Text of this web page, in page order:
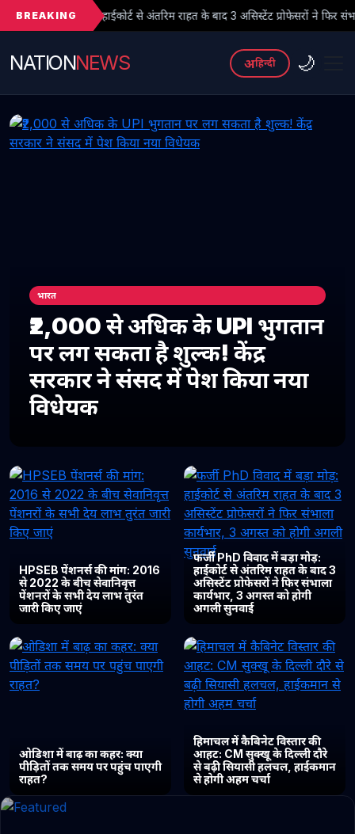
BREAKING
अंतरिम राहत के बाद 3 असिस्टेंट प्रोफेसरों ने फिर संभाला कार्यभार, 3 अगस्त को होगी
NATIONNEWS अहिन्दी 🌙
भारत
₹2,000 से अधिक के UPI भुगतान
पर लग सकता है शुल्क! केंद्र
सरकार ने संसद में पेश किया नया
विधेयक
HPSEB पेंशनर्स की मांग: 2016
से 2022 के बीच सेवानिवृत्त
पेंशनरों के सभी देय लाभ तुरंत
जारी किए जाएं
फर्जी PhD विवाद में बड़ा मोड़:
हाईकोर्ट से अंतरिम राहत के बाद 3
असिस्टेंट प्रोफेसरों ने फिर संभाला
कार्यभार, 3 अगस्त को होगी
अगली सुनवाई
ओडिशा में बाढ़ का कहर: क्या
पीड़ितों तक समय पर पहुंच पाएगी
राहत?
हिमाचल में कैबिनेट विस्तार की
आहट: CM सुक्खू के दिल्ली दौरे
से बढ़ी सियासी हलचल, हाईकमान
से होगी अहम चर्चा